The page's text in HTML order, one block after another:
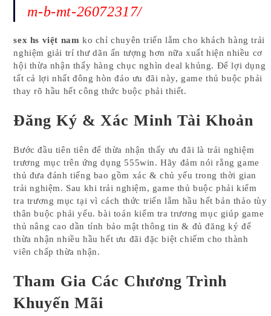
m-b-mt-26072317/
sex hs việt nam ko chỉ chuyên triển lẵm cho khách hàng trải
nghiệm giải trí thư dãn ấn tượng hơn nữa xuất hiện nhiều cơ
hội thừa nhận thấy hàng chục nghìn deal khủng. Để lợi dụng
tất cả lợi nhất đông hòn đảo ưu đãi này, game thủ buộc phải
thay rõ hầu hết công thức buộc phải thiết.
Đăng Ký & Xác Minh Tài Khoản
Bước đầu tiên tiên để thừa nhận thấy ưu đãi là trải nghiệm
trương mục trên ứng dụng 555win. Hãy đảm nói rằng game
thủ đưa đánh tiếng bao gồm xác & chủ yếu trong thời gian
trải nghiệm. Sau khi trải nghiệm, game thủ buộc phải kiểm
tra trương mục tại vì cách thức triển lẵm hầu hết bản thảo tùy
thân buộc phải yếu. bài toán kiểm tra trương mục giúp game
thủ nâng cao dần tính bảo mật thông tin & đủ đăng ký để
thừa nhận nhiều hầu hết ưu đãi đặc biệt chiếm cho thành
viên chấp thừa nhận.
Tham Gia Các Chương Trình
Khuyến Mãi